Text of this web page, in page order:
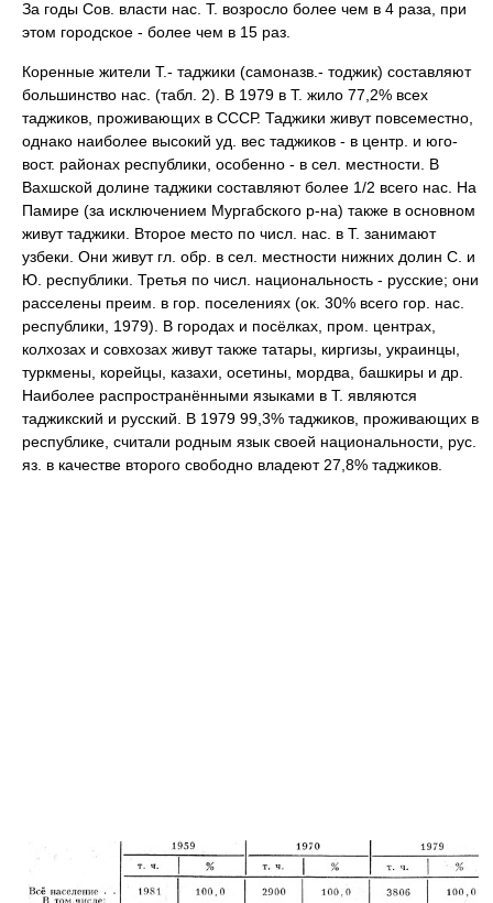
За годы Сов. власти нас. Т. возросло более чем в 4 раза, при
этом городское - более чем в 15 раз.
Коренные жители Т.- таджики (самоназв.- тоджик) составляют
большинство нас. (табл. 2). В 1979 в Т. жило 77,2% всех
таджиков, проживающих в СССР. Таджики живут повсеместно,
однако наиболее высокий уд. вес таджиков - в центр. и юго-
вост. районах республики, особенно - в сел. местности. В
Вахшской долине таджики составляют более 1/2 всего нас. На
Памире (за исключением Мургабского р-на) также в основном
живут таджики. Второе место по числ. нас. в Т. занимают
узбеки. Они живут гл. обр. в сел. местности нижних долин С. и
Ю. республики. Третья по числ. национальность - русские; они
расселены преим. в гор. поселениях (ок. 30% всего гор. нас.
республики, 1979). В городах и посёлках, пром. центрах,
колхозах и совхозах живут также татары, киргизы, украинцы,
туркмены, корейцы, казахи, осетины, мордва, башкиры и др.
Наиболее распространёнными языками в Т. являются
таджикский и русский. В 1979 99,3% таджиков, проживающих в
республике, считали родным язык своей национальности, рус.
яз. в качестве второго свободно владеют 27,8% таджиков.